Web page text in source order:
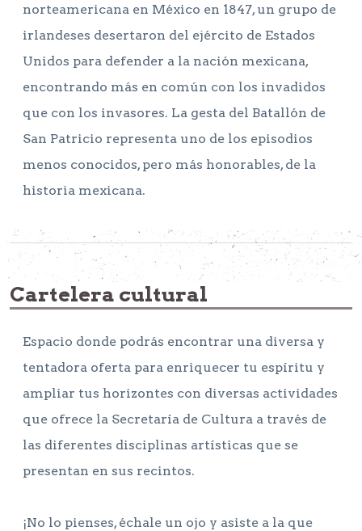
norteamericana en México en 1847, un grupo de
irlandeses desertaron del ejército de Estados
Unidos para defender a la nación mexicana,
encontrando más en común con los invadidos
que con los invasores. La gesta del Batallón de
San Patricio representa uno de los episodios
menos conocidos, pero más honorables, de la
historia mexicana.
Cartelera cultural
Espacio donde podrás encontrar una diversa y
tentadora oferta para enriquecer tu espíritu y
ampliar tus horizontes con diversas actividades
que ofrece la Secretaría de Cultura a través de
las diferentes disciplinas artísticas que se
presentan en sus recintos.
¡No lo pienses, échale un ojo y asiste a la que